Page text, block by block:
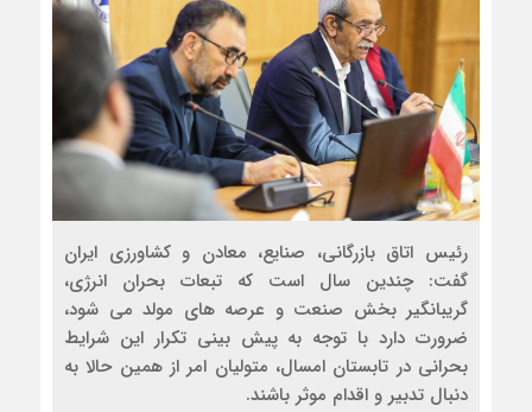
رئیس اتاق بازرگانی، صنایع، معادن و کشاورزی ایران
گفت: چندین سال است که تبعات بحران انرژی،
گریبانگیر بخش صنعت و عرصه های مولد می شود،
ضرورت دارد با توجه به پیش بینی تکرار این شرایط
بحرانی در تابستان امسال، متولیان امر از همین حالا به
دنبال تدبیر و اقدام موثر باشند.